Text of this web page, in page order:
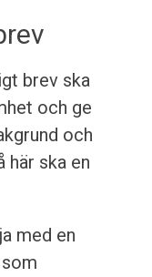
brev ska
och ge
och
här ska en
med en